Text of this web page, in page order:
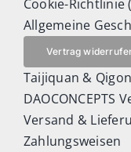
Cookie-Richtlinie
Allgemeine
Vertrag
Taijiquan &
DAOCONCEPTS
Versand &
Zahlungsweisen